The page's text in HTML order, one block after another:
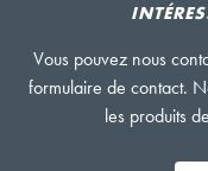
Vous pouvez nous
formulaire de contact.
les produits